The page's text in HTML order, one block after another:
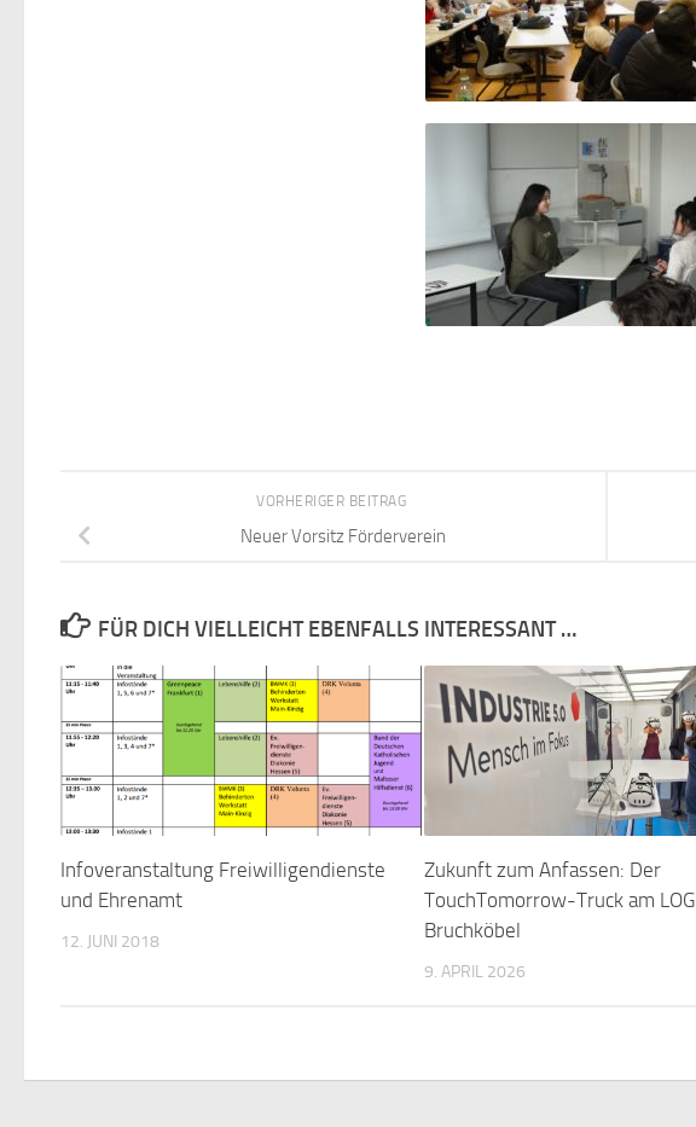
VORHERIGER BEITRAG
Neuer Vorsitz Förderverein
FÜR DICH VIELLEICHT EBENFALLS INTERESSANT …
Infoveranstaltung Freiwilligendienste
und Ehrenamt
12. JUNI 2018
Zukunft zum Anfassen: Der
TouchTomorrow-Truck am LOG
Bruchköbel
9. APRIL 2026